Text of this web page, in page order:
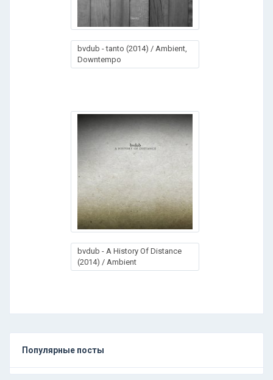
bvdub - tanto (2014) / Ambient,
Downtempo
bvdub - A History Of Distance
(2014) / Ambient
Популярные посты